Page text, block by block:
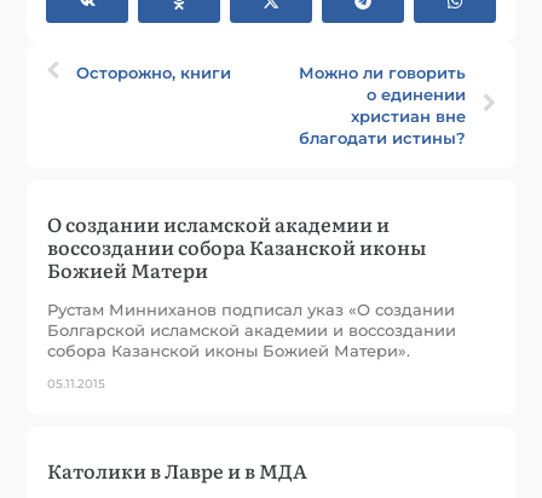
Осторожно, книги
Можно ли говорить
о единении
христиан вне
благодати истины?
О создании исламской академии и
воссоздании собора Казанской иконы
Божией Матери
Рустам Минниханов подписал указ «О создании
Болгарской исламской академии и воссоздании
собора Казанской иконы Божией Матери».
05.11.2015
Католики в Лавре и в МДА